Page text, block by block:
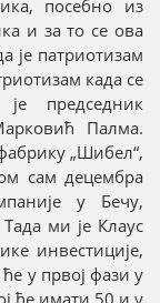
посебно из
и за то се ова
је патриотизам
када се
председник
Палма.
„Шибел“,
сам децембра
у Бечу,
ми је Клаус
инвестиције,
у првој фази у
ће имати 50 и у